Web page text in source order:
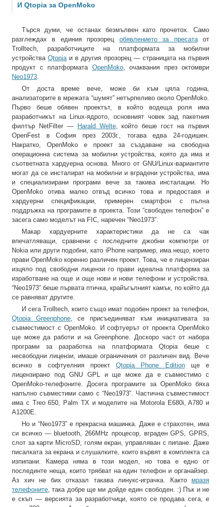
И Qtopia за OpenMoko
Търся думи, че останах безмълвен като прочетох. Само
разглеждах в единия прозорец обявлението за пресатаот
Trolltech, разработчиците на платформата за мобилни
устройстваQtopia и в другия прозорец — страницата на първия
продукт с платформата OpenMoko, очаквания през октомври
Neo1973
От доста време вече, може би към цяла година,
анализаторите в мрежата “шумят” нетърпеливо около OpenMoko.
Първо беше обявен проектът, в който водеща роля има
разработчикът на Linux-ядрото, основният човек зад пакетния
филтър NetFilter —
Harald Welte, който беше гост на първия
OpenFest в София през 2003г., тогава едва 24-годишен.
Накратко, OpenMoko е проект за създаване на свободна
операционна система за мобилни устройства, която да има и
съответната хардуерна основа. Много от GNU/Linux-вариантите
могат да се инсталират на мобилни и вградени устройства, има
и специализирани програми вече за такива инсталации. Но
OpenMoko отива малко отвъд всичко това и предоставя и
хардуерни спецификации, примерен смартфон с пълна
поддръжка на програмите в проекта. Този “свободен телефон” е
засега само моделът на FIC, наречен “Neo1973”.
Макар хардуерните характеристики да не са чак
впечатляващи, сравнени с последните джобни компютри от
Nokia или други подобни, като iPhone например, има нещо, което
прави OpenMoko коренно различен проект. Това, че е лицензиран
изцяло под свободни лицензи го прави идеална платформа за
изработване на още и още нови и нови телефони и устройства.
“Neo1973” беше първата птичка, крайъгълният камък, по който да
се равняват другите.
И сега Trolltech, които също имат подобен проект за телефон,
Qtopia Greenphone, се присъединяват към инициативата за
съвместимост с OpenMoko. И софтуерът от проекта OpenMoko
ще може да работи и на Greenphone. Доскоро част от набора
програми за разработка на платформата Qtopia беше с
несвободни лицензи, имаше ограничения от различен вид. Вече
всичко в софтуелния проект Qtopia Phone Editionще е
лицензирано под GNU GPL и ще може да е съвместимо с
OpenMoko-телефоните. Досега програмите за OpenMoko бяха
напълно съвместими само с “Neo1973”. Частична съвместимост
има с Treo 650, Palm TX и моделите на Motorola E680i, A780 и
A1200E.
Но и “Neo1973” е прекрасна машинка. Даже е страхотен, има
си всичко — bluetooth, 266MHz процесор, вграден GPS, GPRS,
слот за карти MicroSD, голям екран, управляван с пипане. Даже
писалката за екрана и слушалките, които вървят в комплекта са
изпипани. Камера няма в този модел, но това е едно от
послединте неща, които трябват на един телефон и органайзер.
Аз хич не бих отказал такава линукс-играчка. Както мразя
телефоните , така добре ще ми дойде един свободен. :) Пък и не
е скъп — версията за разработчици, която се продава сега, е